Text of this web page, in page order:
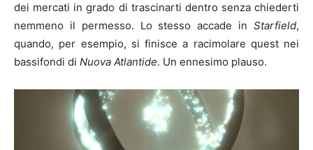
dei mercati in grado di trascinarti dentro senza chiederti
nemmeno il permesso. Lo stesso accade in Starfield,
quando, per esempio, si finisce a racimolare quest nei
bassifondi di Nuova Atlantide. Un ennesimo plauso.